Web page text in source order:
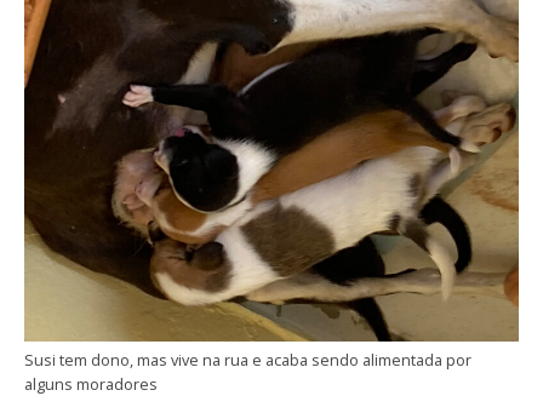
Susi tem dono, mas vive na rua e acaba sendo alimentada por
alguns moradores